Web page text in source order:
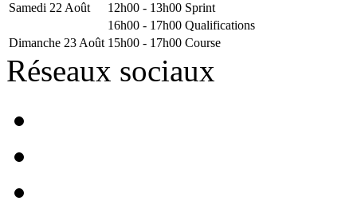
Samedi 22 Août
12h00 - 13h00 Sprint
16h00 - 17h00 Qualifications
Dimanche 23 Août 15h00 - 17h00 Course
Réseaux sociaux